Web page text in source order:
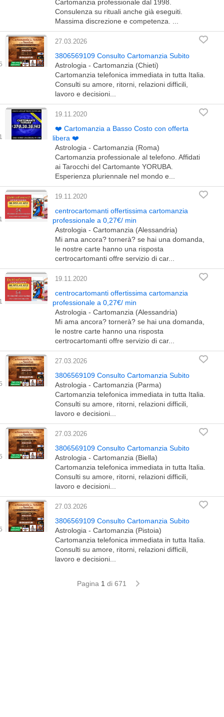
Cartomanzia professionale dal 1998.
Consulenza su rituali anche già eseguiti.
Massima discrezione e competenza. ...
27.03.2026
3806569109 Consulto Cartomanzia Subito
Astrologia - Cartomanzia (Chieti)
Cartomanzia telefonica immediata in tutta Italia.
Consulti su amore, ritorni, relazioni difficili,
lavoro e decisioni...
19.11.2020
❤️ Cartomanzia a Basso Costo con offerta
libera ❤️
Astrologia - Cartomanzia (Roma)
Cartomanzia professionale al telefono. Affidati
ai Tarocchi del Cartomante YORUBA.
Esperienza pluriennale nel mondo e...
19.11.2020
centrocartomanti offertissima cartomanzia
professionale a 0,27€/ min
Astrologia - Cartomanzia (Alessandria)
Mi ama ancora? tornerà? se hai una domanda,
le nostre carte hanno una risposta
certrocartomanti offre servizio di car...
19.11.2020
centrocartomanti offertissima cartomanzia
professionale a 0,27€/ min
Astrologia - Cartomanzia (Alessandria)
Mi ama ancora? tornerà? se hai una domanda,
le nostre carte hanno una risposta
certrocartomanti offre servizio di car...
27.03.2026
3806569109 Consulto Cartomanzia Subito
Astrologia - Cartomanzia (Parma)
Cartomanzia telefonica immediata in tutta Italia.
Consulti su amore, ritorni, relazioni difficili,
lavoro e decisioni...
27.03.2026
3806569109 Consulto Cartomanzia Subito
Astrologia - Cartomanzia (Biella)
Cartomanzia telefonica immediata in tutta Italia.
Consulti su amore, ritorni, relazioni difficili,
lavoro e decisioni...
27.03.2026
3806569109 Consulto Cartomanzia Subito
Astrologia - Cartomanzia (Pistoia)
Cartomanzia telefonica immediata in tutta Italia.
Consulti su amore, ritorni, relazioni difficili,
lavoro e decisioni...
Pagina 1 di 671